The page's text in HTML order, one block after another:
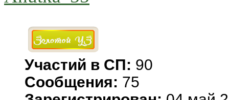
Участий в СП: 90
Сообщения: 75